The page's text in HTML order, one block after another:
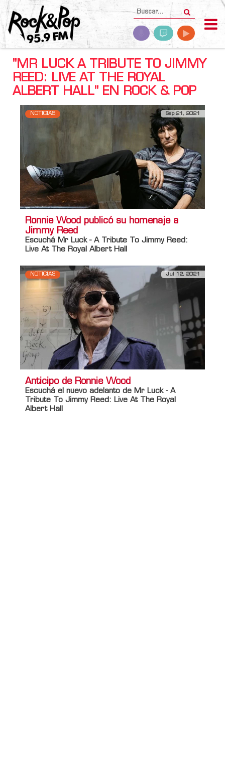
"MR LUCK A TRIBUTE TO JIMMY
REED: LIVE AT THE ROYAL
ALBERT HALL" EN ROCK & POP
NOTICIAS Sep 21, 2021
Ronnie Wood publicó su homenaje a
Jimmy Reed
Escuchá Mr Luck - A Tribute To Jimmy Reed:
Live At The Royal Albert Hall
NOTICIAS Jul 12, 2021
Anticipo de Ronnie Wood
Escuchá el nuevo adelanto de Mr Luck - A
Tribute To Jimmy Reed: Live At The Royal
Albert Hall